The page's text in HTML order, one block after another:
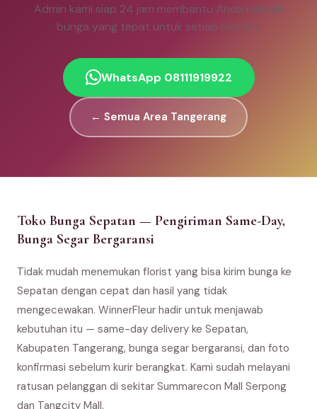
Admin kami siap 24 jam membantu Anda memilih
bunga yang tepat untuk setiap momen.
WhatsApp 08111919922
← Semua Area Tangerang
Toko Bunga Sepatan — Pengiriman Same-Day,
Bunga Segar Bergaransi
Tidak mudah menemukan florist yang bisa kirim bunga ke
Sepatan dengan cepat dan hasil yang tidak
mengecewakan. WinnerFleur hadir untuk menjawab
kebutuhan itu — same-day delivery ke Sepatan,
Kabupaten Tangerang, bunga segar bergaransi, dan foto
konfirmasi sebelum kurir berangkat. Kami sudah melayani
ratusan pelanggan di sekitar Summarecon Mall Serpong
dan Tangcity Mall.